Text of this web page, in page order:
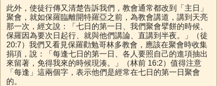
此外，使徒行傳又清楚告訴我們，教會通常都改到「主日」
聚會，就如保羅臨離開特羅亞之前，為教會講道，講到天亮
那一次，經文說：「七日的第一日、我們聚會擘餅的時候、
保羅因為要次日起行、就與他們講論、直講到半夜。」（徒
20:7）我們又看見保羅勸勉哥林多教會，應該在聚會時收集
捐項，說：「每逢七日的第一日、各人要照自己的進項抽出
來留著，免得我來的時候現湊。」（林前 16:2）值得注意
「每逢」這兩個字，表示他們是經常在七日的第一日聚會
的。